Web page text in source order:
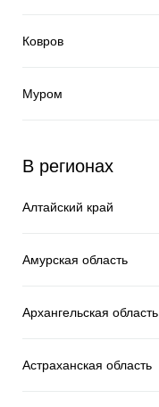
Ковров
Муром
В регионах
Алтайский край
Амурская область
Архангельская область
Астраханская область